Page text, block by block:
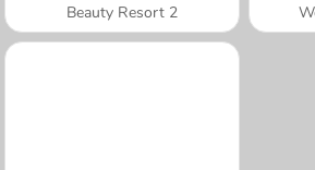
Beauty Resort 2